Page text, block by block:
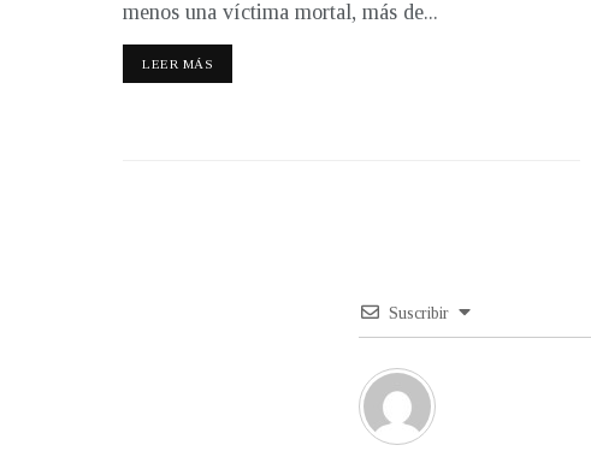
menos una víctima mortal, más de...
LEER MÁS
Suscribir